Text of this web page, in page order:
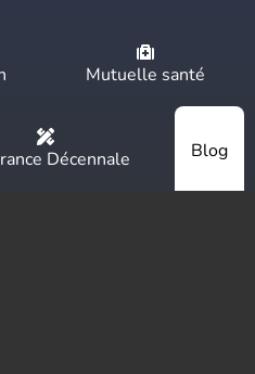
Mutuelle santé
Décennale Blog